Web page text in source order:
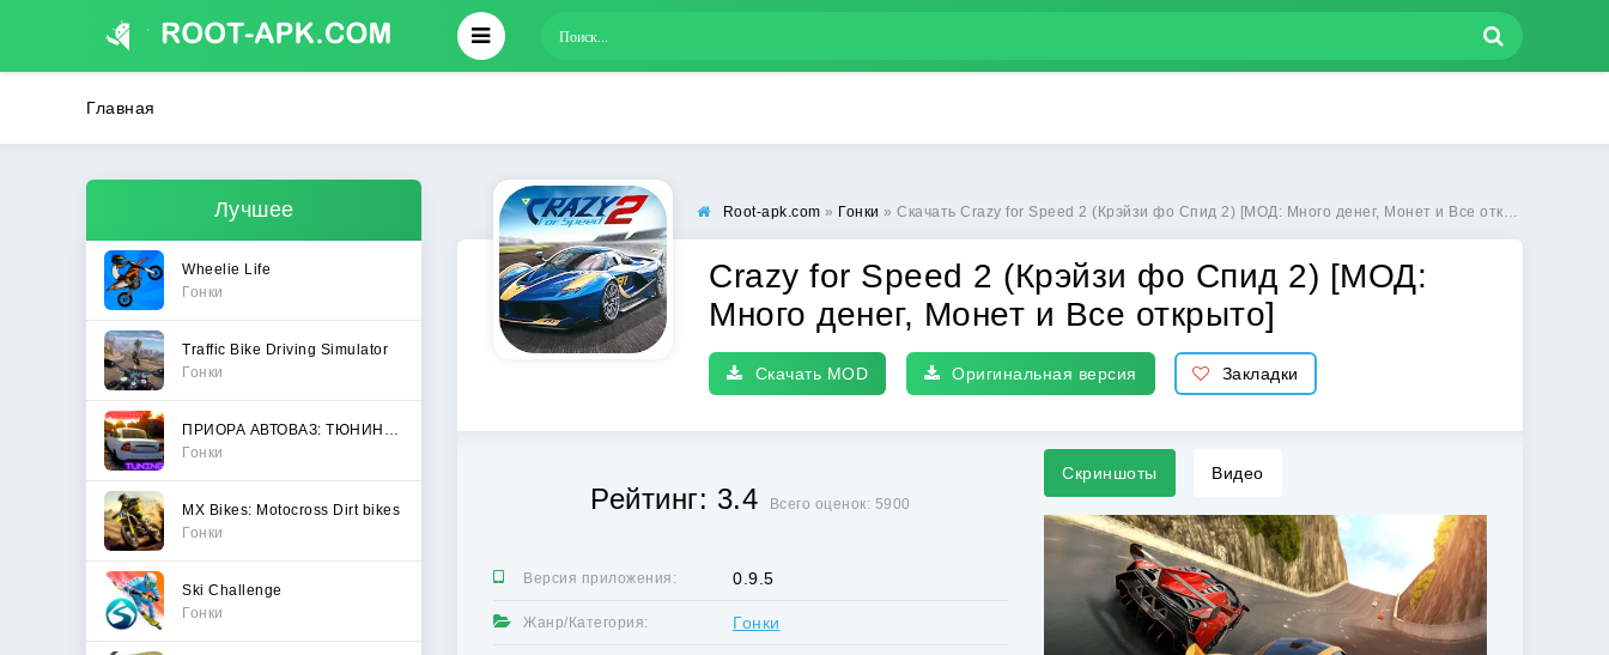
Главная
Лучшее
Wheelie Life
Гонки
Traffic Bike Driving Simulator
Гонки
Гонки
MX Bikes: Motocross Dirt bikes
Гонки
Ski Challenge
Гонки
Root-apk.com » Гонки » Скачать Crazy for Speed 2 (Крэйзи фо Спид 2) [МОД: Много денег, Монет и Все открыто] | Взлом Crazy for Speed 2 на Андроид
Crazy for Speed 2 (Крэйзи фо Спид 2) [МОД:
Много денег, Монет и Все открыто]
Скачать MOD Оригинальная версия Закладки
Рейтинг: 3.4 Всего оценок: 5900
Версия приложения: 0.9.5
Жанр/Категория: Гонки
Скриншоты Видео